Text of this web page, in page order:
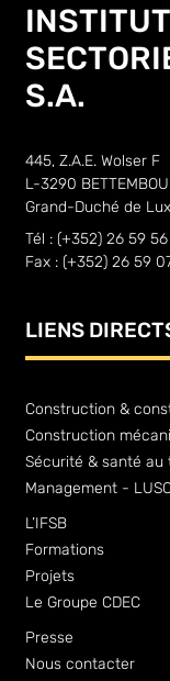
S.A.
445, Z.A.E. Wolser F
L-3290
Grand-Duché de
Tél : (+352) 26 59 56
Fax : (+352) 26 59
LIENS
Construction &
Construction
Sécurité & santé au
Management -
L’IFSB
Formations
Projets
Le Groupe CDEC
Presse
Nous contacter